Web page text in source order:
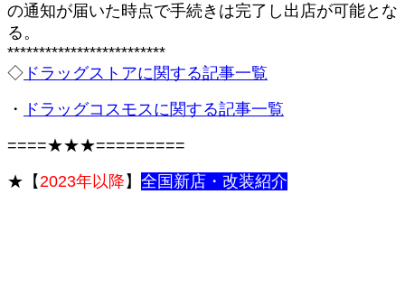
の通知が届いた時点で手続きは完了し出店が可能とな
る。
*************************
◇ ドラッグストアに関する記事一覧
・
ドラッグコスモスに関する記事一覧
====★★★=========
★【2023年以降 】 全国新店・改装紹介